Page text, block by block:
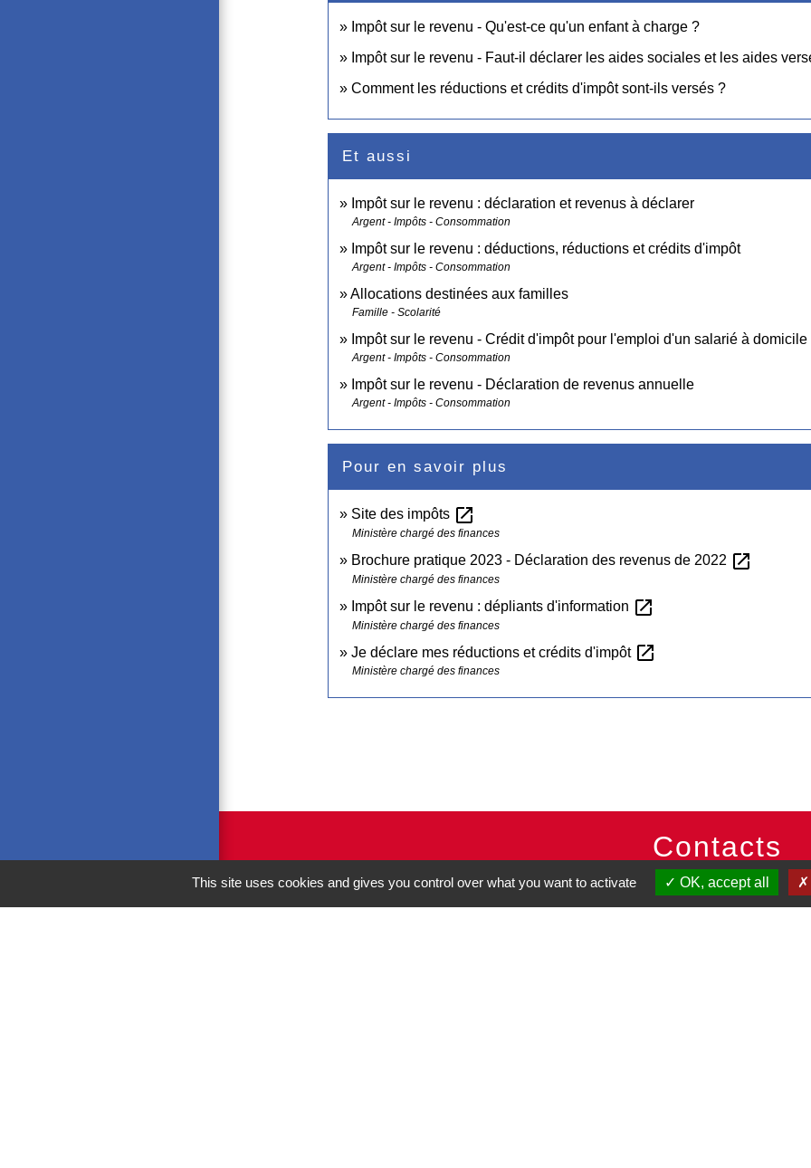
Impôt sur le revenu - Qu'est-ce qu'un enfant à charge ?
Impôt sur le revenu - Faut-il déclarer les aides sociales et les aides
Comment les réductions et crédits d'impôt sont-ils versés ?
Et aussi
Impôt sur le revenu : déclaration et revenus à déclarer
Argent - Impôts - Consommation
Impôt sur le revenu : déductions, réductions et crédits d'impôt
Argent - Impôts - Consommation
Allocations destinées aux familles
Famille - Scolarité
Impôt sur le revenu - Crédit d'impôt pour l'emploi d'un salarié à domicile
Argent - Impôts - Consommation
Impôt sur le revenu - Déclaration de revenus annuelle
Argent - Impôts - Consommation
Pour en savoir plus
Site des impôts open_in_new
Ministère chargé des finances
Brochure pratique 2023 - Déclaration des revenus de 2022 open_in_new
Ministère chargé des finances
Impôt sur le revenu : dépliants d'information open_in_new
Ministère chargé des finances
Je déclare mes réductions et crédits d'impôt open_in_new
Ministère chargé des finances
Contacts
Commune de Pullay
2 rue des Rossignols
This site uses cookies and gives you control over what you want to activate OK, accept all